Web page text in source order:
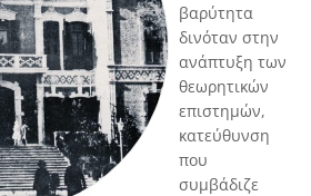
βαρύτητα
δινόταν στην
ανάπτυξη των
θεωρητικών
επιστημών,
κατεύθυνση
που
συμβάδιζε